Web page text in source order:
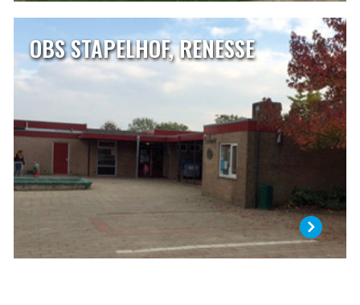
OBS STAPELHOF, RENESSE
OBS STAPELHOF, RENESSE
Onze school is gelegen in het centrum van Renesse aan de
Mauritsweg 10. Sinds enkele jaren werken wij steeds met
een leerlingaantal van rond de 80 leerlingen. We gaan er
vanuit dat met dit aantal er steeds met vier
combinatiegroepen gewerkt kan worden.
LEES MEER